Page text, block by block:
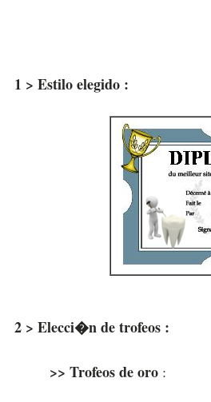
1 > Estilo elegido :
2 > Elecci�n de trofeos :
>> Trofeos de oro :